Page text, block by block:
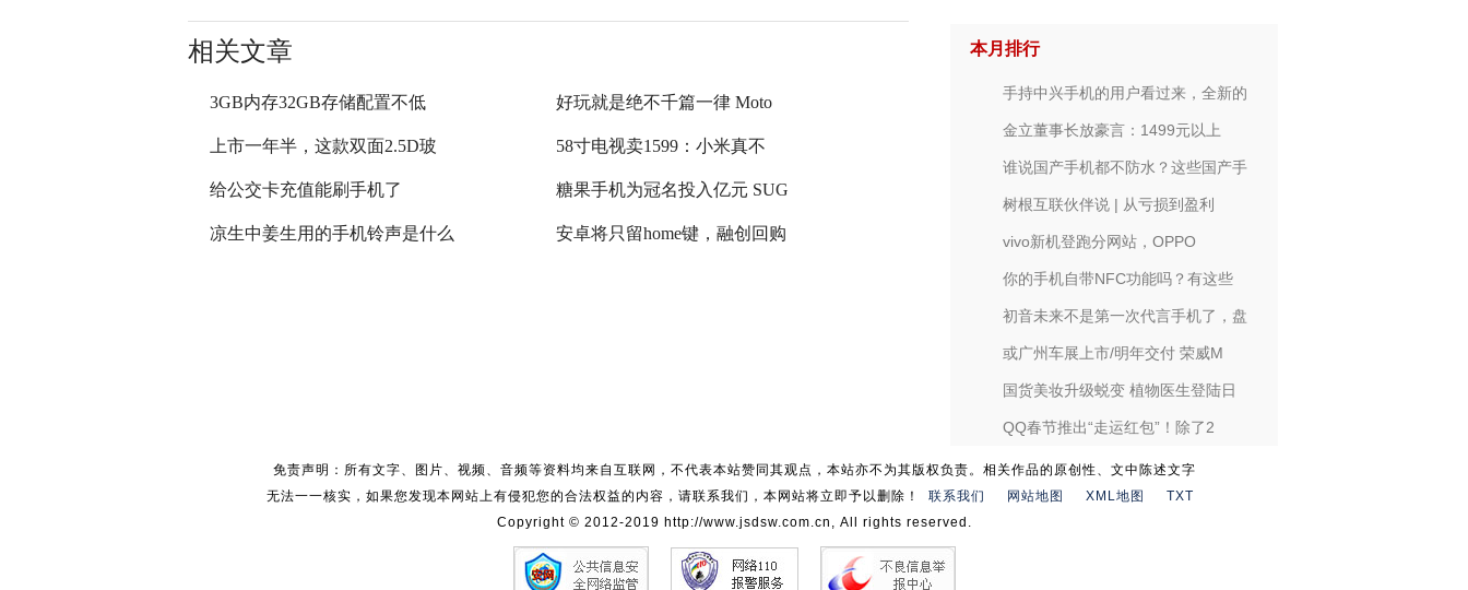
相关文章
3GB内存32GB存储配置不低 好玩就是绝不千篇一律 Moto
上市一年半，这款双面2.5D玻 58寸电视卖1599：小米真不
给公交卡充值能刷手机了 糖果手机为冠名投入亿元 SUG
凉生中姜生用的手机铃声是什么 安卓将只留home键，融创回购
本月排行
手持中兴手机的用户看过来，全新的
金立董事长放豪言：1499元以上
谁说国产手机都不防水？这些国产手
树根互联伙伴说 | 从亏损到盈利
vivo新机登跑分网站，OPPO
你的手机自带NFC功能吗？有这些
初音未来不是第一次代言手机了，盘
或广州车展上市/明年交付 荣威M
国货美妆升级蜕变 植物医生登陆日
QQ春节推出“走运红包”！除了2
免责声明：所有文字、图片、视频、音频等资料均来自互联网，不代表本站赞同其观点，本站亦不为其版权负责。相关作品的原创性、文中陈述文字
无法一一核实，如果您发现本网站上有侵犯您的合法权益的内容，请联系我们，本网站将立即予以删除！
联系我们 网站地图 XML地图
TXT
Copyright © 2012-2019 http://www.jsdsw.com.cn, All rights reserved.